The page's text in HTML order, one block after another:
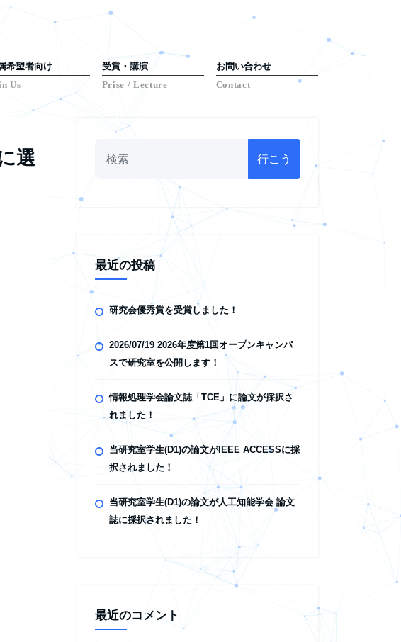
希望者向け
Us
受賞・講演
Prise / Lecture
お問い合わせ
Contact
選
行こう
最近の投稿
研究会優秀賞を受賞しました！
2026/07/19 2026年度第1回オープンキャンパ
スで研究室を公開します！
情報処理学会論文誌「TCE」に論文が採択さ
れました！
当研究室学生(D1)の論文がIEEE ACCESSに採
択されました！
当研究室学生(D1)の論文が人工知能学会 論文
誌に採択されました！
最近のコメント